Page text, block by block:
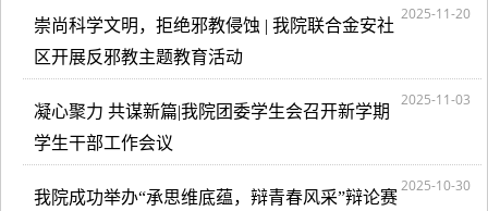
2025-11-20
崇尚科学文明，拒绝邪教侵蚀 | 我院联合金安社
区开展反邪教主题教育活动
2025-11-03
凝心聚力 共谋新篇|我院团委学生会召开新学期
学生干部工作会议
2025-10-30
我院成功举办“承思维底蕴，辩青春风采”辩论赛